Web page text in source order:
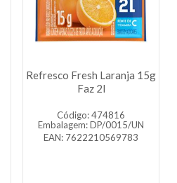
Refresco Fresh Laranja 15g
Faz 2l
Código: 474816
Embalagem: DP/0015/UN
EAN: 7622210569783